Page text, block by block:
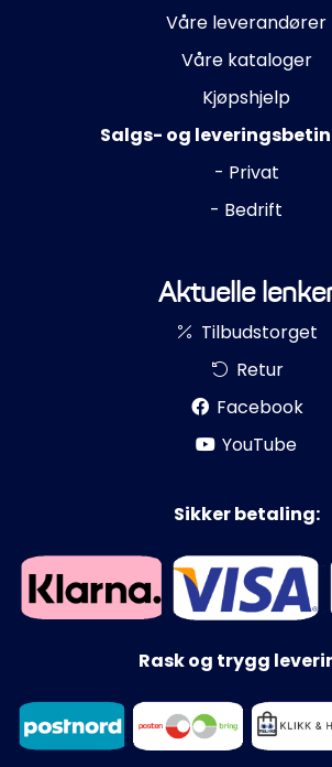
Våre leverandører
Våre kataloger
Kjøpshjelp
Salgs- og
- Privat
- Bedrift
Aktuelle
Tilbudstorget
Retur
Facebook
YouTube
Sikker betaling:
Rask og trygg